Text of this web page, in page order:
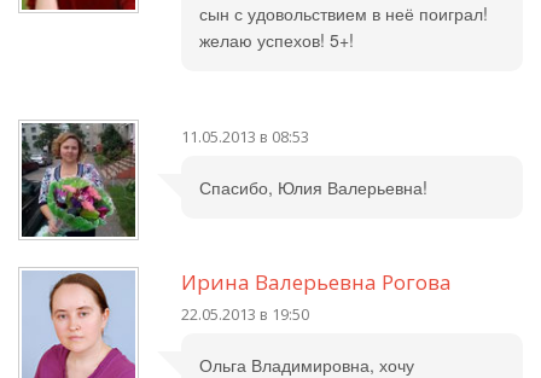
сын с удовольствием в неё поиграл!
желаю успехов! 5+!
11.05.2013 в 08:53
Спасибо, Юлия Валерьевна!
Ирина Валерьевна Рогова
22.05.2013 в 19:50
Ольга Владимировна, хочу